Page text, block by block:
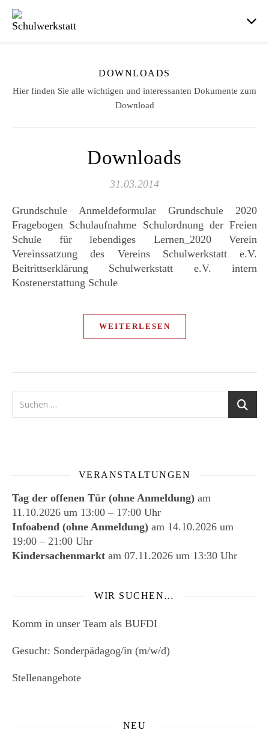
DOWNLOADS
Hier finden Sie alle wichtigen und interessanten Dokumente zum
Download
Downloads
31.03.2014
Grundschule Anmeldeformular Grundschule 2020
Fragebogen Schulaufnahme Schulordnung der Freien
Schule für lebendiges Lernen_2020 Verein
Vereinssatzung des Vereins Schulwerkstatt e.V.
Beitrittserklärung Schulwerkstatt e.V. intern
Kostenerstattung Schule
WEITERLESEN
VERANSTALTUNGEN
Tag der offenen Tür (ohne Anmeldung) am
11.10.2026 um 13:00 – 17:00 Uhr
Infoabend (ohne Anmeldung) am 14.10.2026 um
19:00 – 21:00 Uhr
Kindersachenmarkt am 07.11.2026 um 13:30 Uhr
WIR SUCHEN…
Komm in unser Team als BUFDI
Gesucht: Sonderpädagog/in (m/w/d)
Stellenangebote
NEU